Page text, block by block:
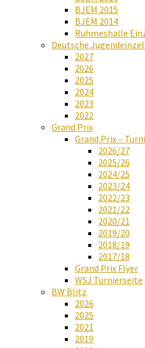
BJEM 2015
BJEM 2014
Ruhmeshalle
Deutsche
2027
2026
2025
2024
2023
2022
Grand Prix
Grand Prix –
2026/27
2025/26
2024/25
2023/24
2022/23
2021/22
2020/21
2019/20
2018/19
2017/18
Grand Prix Flyer
WSJ Turnierseite
BW Blitz
2026
2025
2021
2019